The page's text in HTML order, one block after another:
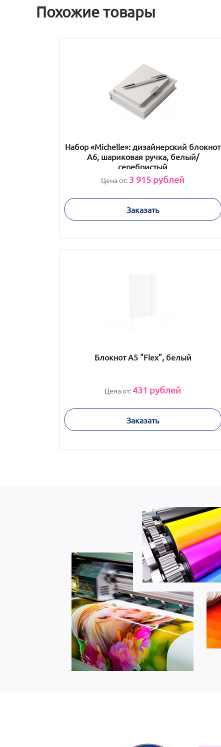
Похожие товары
Набор «Michelle»: дизайнерский блокнот
А6, шариковая ручка, белый/
серебристый
Цена от: 3 915 рублей
Заказать
Блокнот А5 "Flex", белый
Цена от:431 рублей
Заказать